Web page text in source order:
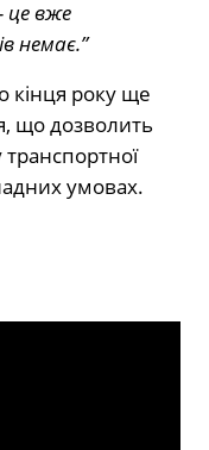
це вже
немає.”
кінця року ще
що дозволить
умовах.